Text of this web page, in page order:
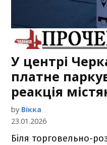
У центрі
платне
реакція
by Вікка
23.01.2026
Біля торговельно-